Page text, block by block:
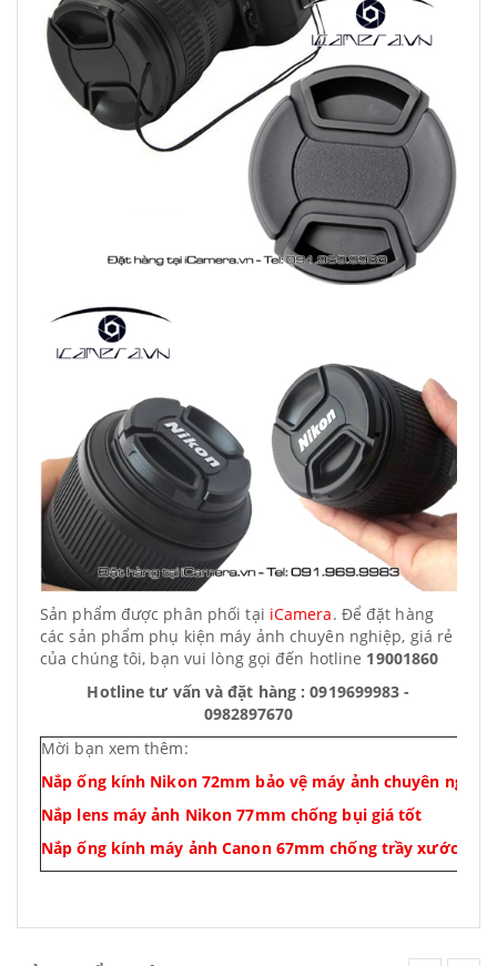
Sản phẩm được phân phối tại iCamera. Để đặt hàng
các sản phẩm phụ kiện máy ảnh chuyên nghiệp, giá rẻ
của chúng tôi, bạn vui lòng gọi đến hotline 19001860
Hotline tư vấn và đặt hàng : 0919699983 -
0982897670
Mời bạn xem thêm:
Nắp ống kính Nikon 72mm bảo vệ máy ảnh chuyên nghiệp
Nắp lens máy ảnh Nikon 77mm chống bụi giá tốt
Nắp ống kính máy ảnh Canon 67mm chống trầy xước giá